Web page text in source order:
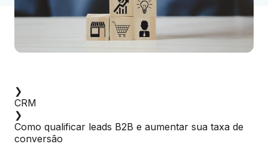
❯
CRM
❯
Como qualificar leads B2B e aumentar sua taxa de
conversão